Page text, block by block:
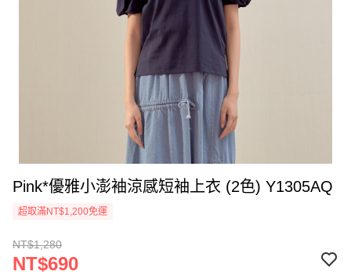
Pink*優雅小澎袖涼感短袖上衣 (2色) Y1305AQ
超取滿NT$1,200免運
NT$1,280
NT$690